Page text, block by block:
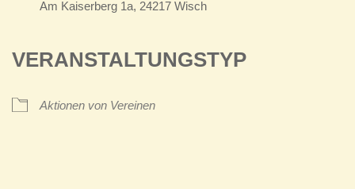
Am Kaiserberg 1a, 24217 Wisch
VERANSTALTUNGSTYP
Aktionen von Vereinen